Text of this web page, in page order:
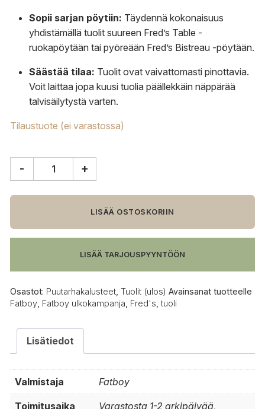
Sopii sarjan pöytiin: Täydennä kokonaisuus
yhdistämällä tuolit suureen Fred’s Table -
ruokapöytään tai pyöreään Fred’s Bistreau -pöytään.
Säästää tilaa: Tuolit ovat vaivattomasti pinottavia.
Voit laittaa jopa kuusi tuolia päällekkäin näppärää
talvisäilytystä varten.
Tilaustuote (ei varastossa)
tuoli,
määrä
- +
LISÄÄ OSTOSKORIIN
LISÄÄ TARJOUSPYYNTÖÖN
Osastot: Puutarhakalusteet Tuolit (ulos) Avainsanat tuotteelle
Fatboy Fatboy ulkokampanja Fred's ,tuoli
Lisätiedot
Valmistaja Fatboy
Toimitusaika Varastosta 1-2 arkipäivää,